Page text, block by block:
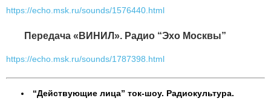
https://echo.msk.ru/sounds/1576440.html
Передача «ВИНИЛ». Радио “Эхо Москвы”
https://echo.msk.ru/sounds/1787398.html
“Действующие лица” ток-шоу. Радиокультура.